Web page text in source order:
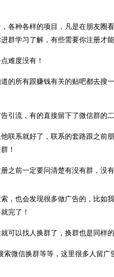
各种各样的项目，凡是在朋友圈
群学习了解，有些需要你注册才
难度没有！
的所有跟赚钱有关的贴吧都去搜
引流，有的直接留下了微信群的
联系就好了，联系的套路跟之前
！
之前一定要问清楚有没有群，没
，也会发现很多做广告的，比如
完了！
可以找人换群了，换群也是同样
微信换群等等，这里很多人留